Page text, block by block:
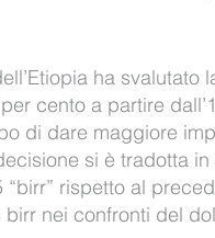
ha svalutato
cento a partire
di dare maggiore
si è tradotta in
rispetto al
nei confronti del